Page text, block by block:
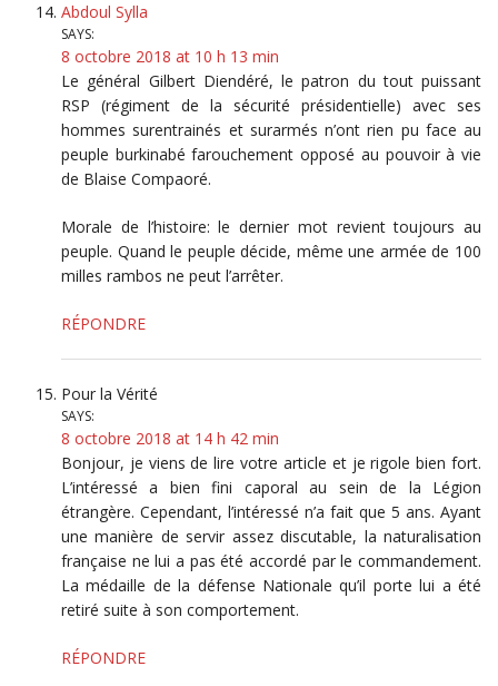
Abdoul Sylla
SAYS:
8 octobre 2018 at 10 h 13 min
Le général Gilbert Diendéré, le patron du tout puissant
RSP (régiment de la sécurité présidentielle) avec ses
hommes surentrainés et surarmés n’ont rien pu face au
peuple burkinabé farouchement opposé au pouvoir à vie
de Blaise Compaoré.
Morale de l’histoire: le dernier mot revient toujours au
peuple. Quand le peuple décide, même une armée de 100
milles rambos ne peut l’arrêter.
RÉPONDRE
Pour la Vérité
SAYS:
8 octobre 2018 at 14 h 42 min
Bonjour, je viens de lire votre article et je rigole bien fort.
L’intéressé a bien fini caporal au sein de la Légion
étrangère. Cependant, l’intéressé n’a fait que 5 ans. Ayant
une manière de servir assez discutable, la naturalisation
française ne lui a pas été accordé par le commandement.
La médaille de la défense Nationale qu’il porte lui a été
retiré suite à son comportement.
RÉPONDRE